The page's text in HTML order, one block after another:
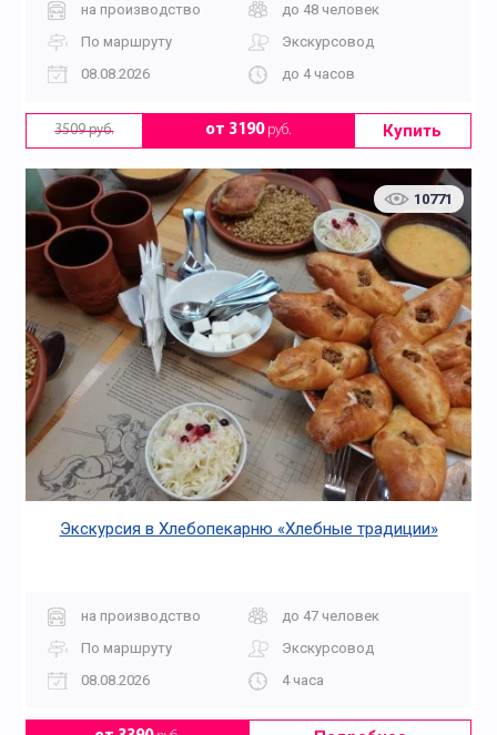
на производство
до 48 человек
По маршруту
Экскурсовод
08.08.2026
до 4 часов
3509 руб. от 3190руб. Купить
10771
Экскурсия в Хлебопекарню «Хлебные традиции»
на производство
до 47 человек
По маршруту
Экскурсовод
08.08.2026
4 часа